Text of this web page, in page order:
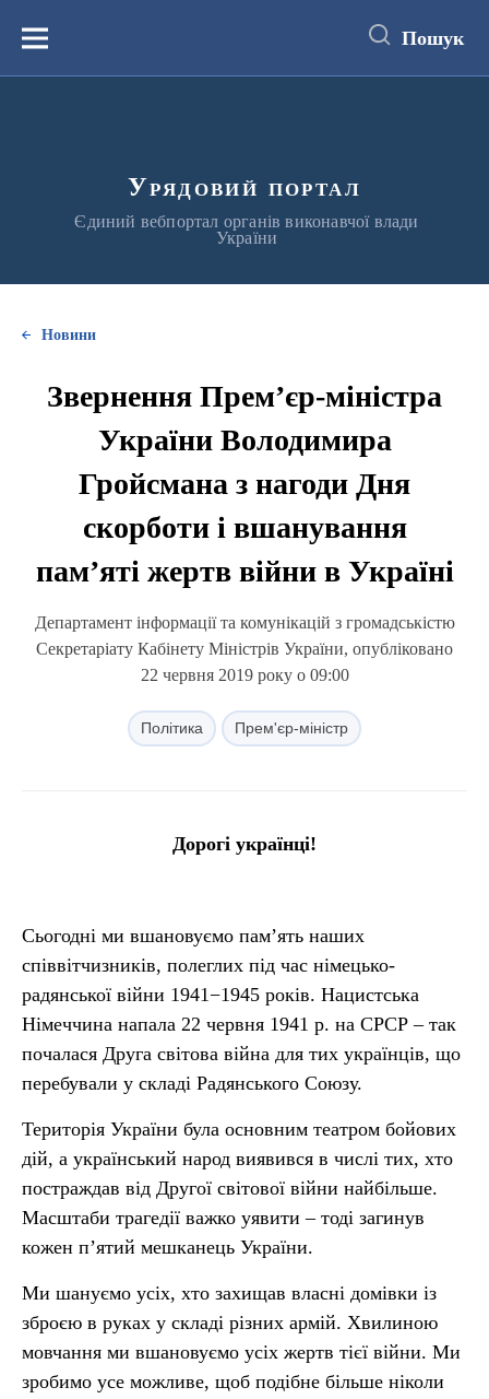
вмістуМеню Пошук
Урядовий портал
Єдиний вебпортал органів виконавчої влади
України
Новини
Звернення Прем’єр-міністра
України Володимира
Гройсмана з нагоди Дня
скорботи і вшанування
пам’яті жертв війни в Україні
Департамент інформації та комунікацій з громадськістю
Секретаріату Кабінету Міністрів України, опубліковано
22 червня 2019 року о 09:00
Політика Прем'єр-міністр
Дорогі українці!
Сьогодні ми вшановуємо пам’ять наших
співвітчизників, полеглих під час німецько-
радянської війни 1941−1945 років. Нацистська
Німеччина напала 22 червня 1941 р. на СРСР – так
почалася Друга світова війна для тих українців, що
перебували у складі Радянського Союзу.
Територія України була основним театром бойових
дій, а український народ виявився в числі тих, хто
постраждав від Другої світової війни найбільше.
Масштаби трагедії важко уявити – тоді загинув
кожен п’ятий мешканець України.
Ми шануємо усіх, хто захищав власні домівки із
зброєю в руках у складі різних армій. Хвилиною
мовчання ми вшановуємо усіх жертв тієї війни. Ми
зробимо усе можливе, щоб подібне більше ніколи